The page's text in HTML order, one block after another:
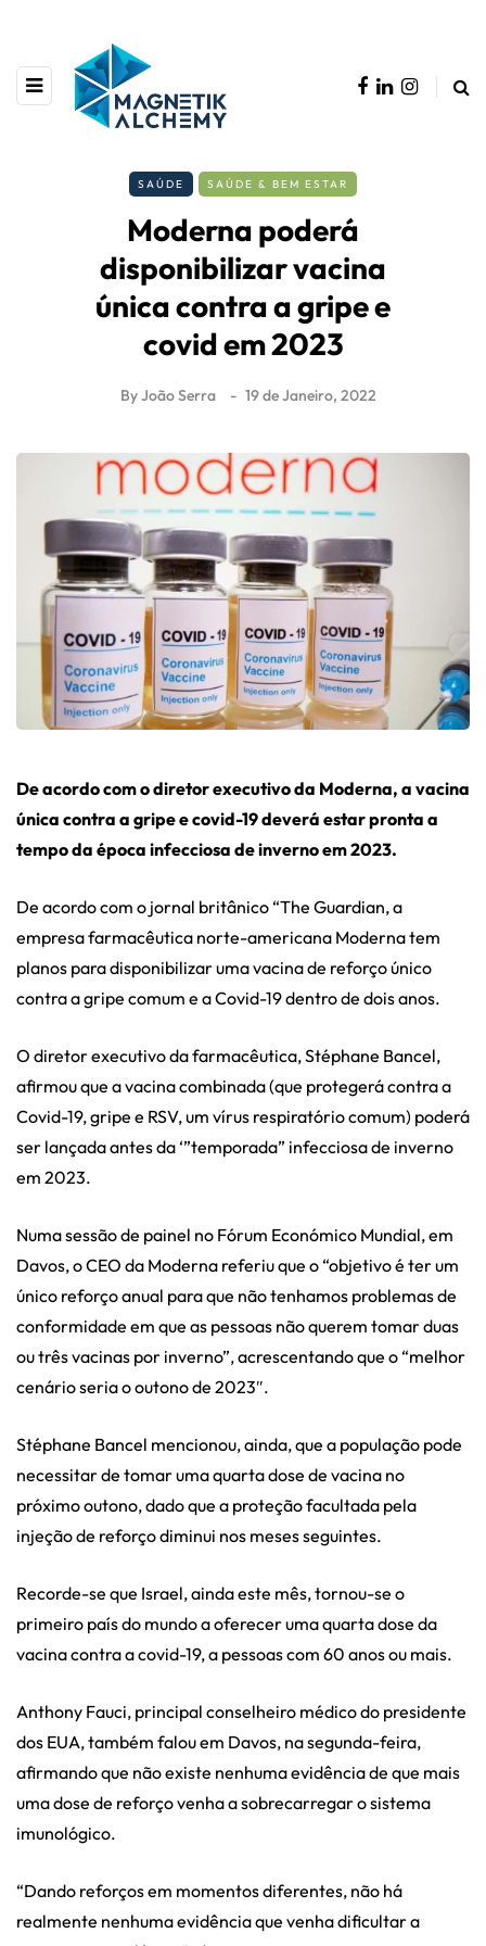
SAÚDE SAÚDE & BEM ESTAR
Moderna poderá
disponibilizar vacina
única contra a gripe e
covid em 2023
ByJoão Serra 19 de Janeiro, 2022
De acordo com o diretor executivo da Moderna, a vacina
única contra a gripe e covid-19 deverá estar pronta a
tempo da época infecciosa de inverno em 2023.
De acordo com o jornal britânico “The Guardian, a
empresa farmacêutica norte-americana Moderna tem
planos para disponibilizar uma vacina de reforço único
contra a gripe comum e a Covid-19 dentro de dois anos.
O diretor executivo da farmacêutica, Stéphane Bancel,
afirmou que a vacina combinada (que protegerá contra a
Covid-19, gripe e RSV, um vírus respiratório comum) poderá
ser lançada antes da ‘”temporada” infecciosa de inverno
em 2023.
Numa sessão de painel no Fórum Económico Mundial, em
Davos, o CEO da Moderna referiu que o “objetivo é ter um
único reforço anual para que não tenhamos problemas de
conformidade em que as pessoas não querem tomar duas
ou três vacinas por inverno”, acrescentando que o “melhor
cenário seria o outono de 2023″.
Stéphane Bancel mencionou, ainda, que a população pode
necessitar de tomar uma quarta dose de vacina no
próximo outono, dado que a proteção facultada pela
injeção de reforço diminui nos meses seguintes.
Recorde-se que Israel, ainda este mês, tornou-se o
primeiro país do mundo a oferecer uma quarta dose da
vacina contra a covid-19, a pessoas com 60 anos ou mais.
Anthony Fauci, principal conselheiro médico do presidente
dos EUA, também falou em Davos, na segunda-feira,
afirmando que não existe nenhuma evidência de que mais
uma dose de reforço venha a sobrecarregar o sistema
imunológico.
“Dando reforços em momentos diferentes, não há
realmente nenhuma evidência que venha dificultar a